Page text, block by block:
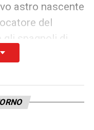
astro nascente
del
gli spagnoli di
eurodella sua
di